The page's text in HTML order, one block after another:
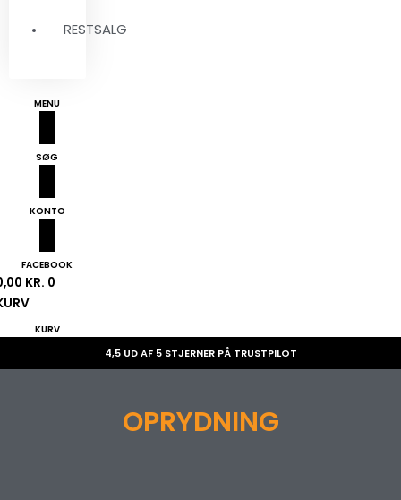
RESTSALG
MENU
SØG
KONTO
FACEBOOK
KR. 0
KURV
4,5 UD AF 5 STJERNER PÅ TRUSTPILOT
OPRYDNING